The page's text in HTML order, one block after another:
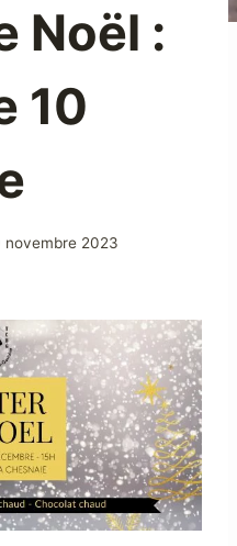
Noël :
10
novembre 2023